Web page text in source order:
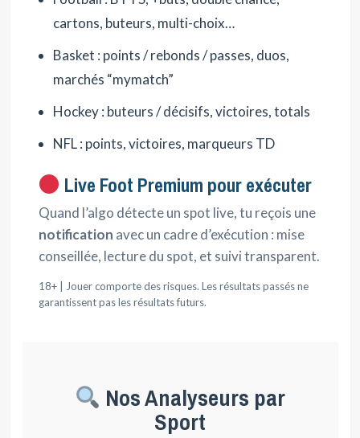
cartons, buteurs, multi-choix…
Basket : points / rebonds / passes, duos,
marchés “mymatch”
Hockey : buteurs / décisifs, victoires, totals
NFL : points, victoires, marqueurs TD
Live Foot Premium pour exécuter
Quand l’algo détecte un spot live, tu reçois une
notification avec un cadre d’exécution : mise
conseillée, lecture du spot, et suivi transparent.
18+ | Jouer comporte des risques. Les résultats passés ne
garantissent pas les résultats futurs.
Nos Analyseurs par
Sport